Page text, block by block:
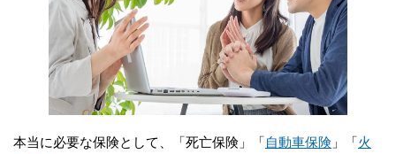
本当に必要な保険として、「死亡保険」「自動車保険 」「火